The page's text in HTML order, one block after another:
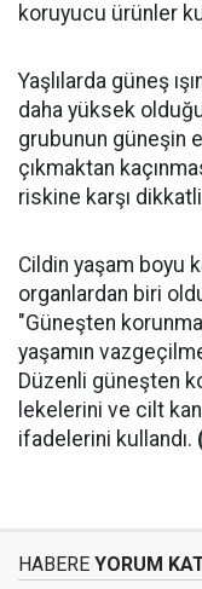
koruyucu ürünler
Yaşlılarda güneş
daha yüksek
grubunun güneşin
çıkmaktan
riskine karşı
Cildin yaşam boyu
organlardan biri
"Güneşten
yaşamın
Düzenli güneşten
lekelerini ve cilt
ifadelerini kullandı.
HABERE YORUM